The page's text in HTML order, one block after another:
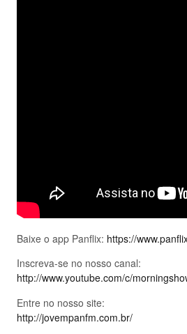
Baixe o app Panflix: https://
Inscreva-se no nosso canal:
http://www.youtube.com/c/
Entre no nosso site:
http://jovempanfm.com.br/